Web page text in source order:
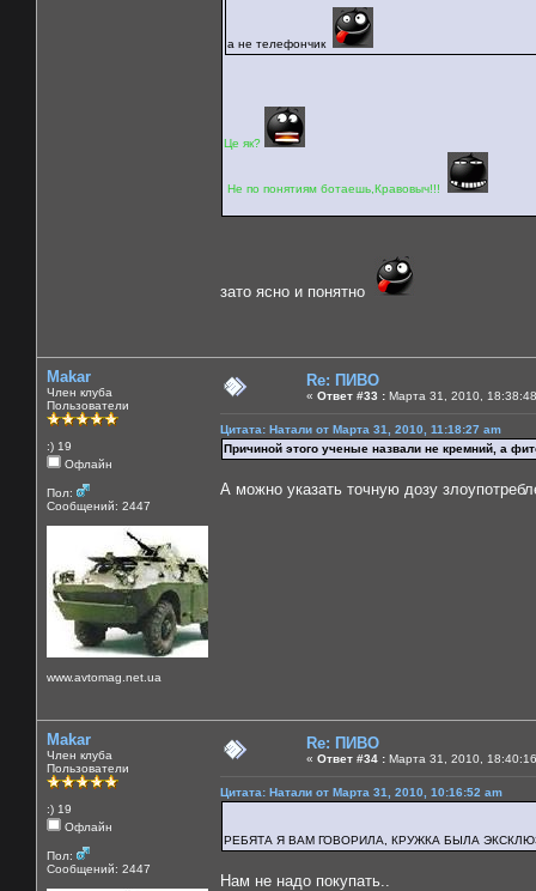
а не телефончик
Це як?
Не по понятиям ботаешь,Кравовыч!!!
зато ясно и понятно
Makar
Член клуба
Пользователи
:) 19
Офлайн
Пол:
Сообщений: 2447
www.avtomag.net.ua
Re: ПИВО
« Ответ #33 : Марта 31, 2010,
Цитата: Натали от Марта 31, 2010, 11:18:27 am
Причиной этого ученые назвали не кремний, а
А можно указать точную дозу
Makar
Член клуба
Пользователи
:) 19
Офлайн
Пол:
Сообщений: 2447
Re: ПИВО
« Ответ #34 : Марта 31, 2010,
Цитата: Натали от Марта 31, 2010, 10:16:52 am
РЕБЯТА Я ВАМ ГОВОРИЛА, КРУЖКА БЫЛА
Нам не надо покупать..